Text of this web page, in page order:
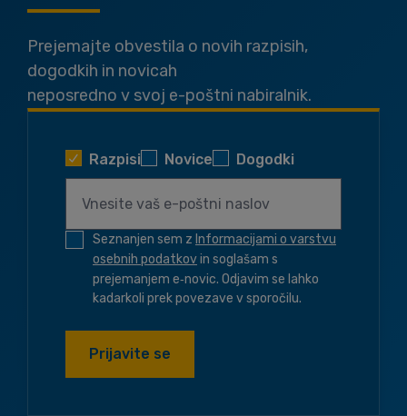
Prejemajte obvestila o novih razpisih,
dogodkih in novicah
neposredno v svoj e-poštni nabiralnik.
Razpisi Novice Dogodki
Seznanjen sem z Informacijami o varstvu
osebnih podatkovin soglašam s
prejemanjem e‑novic. Odjavim se lahko
kadarkoli prek povezave v sporočilu.
Prijavite se